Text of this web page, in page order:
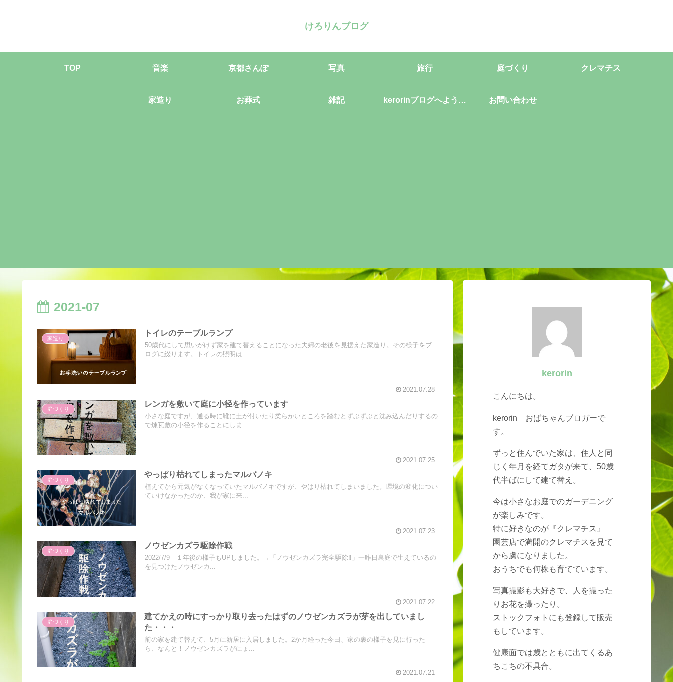
けろりんブログ
TOP 音楽 京都さんぽ 写真 旅行 庭づくり クレマチス
家造り お葬式 雑記 kerorinブログへようこ お問い合わせ
2021-07
家造り
トイレのテーブルランプ
50歳代にして思いがけず家を建て替えることになった夫婦の老後を見据えた家造り。その様子をブ
ログに綴ります。トイレの照明は...
2021.07.28
庭づくり
レンガを敷いて庭に小径を作っています
小さな庭ですが、通る時に靴に土が付いたり柔らかいところを踏むとずぶずぶと沈み込んだりするの
で煉瓦敷の小径を作ることにしま...
2021.07.25
庭づくり
やっぱり枯れてしまったマルバノキ
植えてから元気がなくなっていたマルバノキですが、やはり枯れてしまいました。環境の変化につい
ていけなかったのか、我が家に来...
2021.07.23
庭づくり
ノウゼンカズラ駆除作戦
2022/7/9 １年後の様子もUPしました。→「ノウゼンカズラ完全駆除‼」一昨日裏庭で生えているの
を見つけたノウゼンカ...
2021.07.22
庭づくり
建てかえの時にすっかり取り去ったはずのノウゼンカズラが芽を出していまし
た・・・
前の家を建て替えて、5月に新居に入居しました。2か月経った今日、家の裏の様子を見に行った
ら、なんと！ノウゼンカズラがにょ...
2021.07.21
kerorin
こんにちは。
kerorin おばちゃんブロガーで
す。
ずっと住んでいた家は、住人と同
じく年月を経てガタが来て、50歳
代半ばにして建て替え。
今は小さなお庭でのガーデニング
が楽しみです。
特に好きなのが『クレマチス』
園芸店で満開のクレマチスを見て
から虜になりました。
おうちでも何株も育てています。
写真撮影も大好きで、人を撮った
りお花を撮ったり。
ストックフォトにも登録して販売
もしています。
健康面では歳とともに出てくるあ
ちこちの不具合。